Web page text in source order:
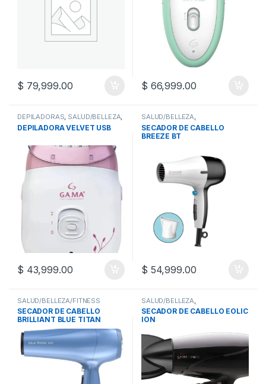
$ 79,999.00 $ 66,999.00
DEPILADORAS, SALUD/BELLEZA,
SALUD/BELLEZA/FITNESS
DEPILADORA VELVET USB
$ 43,999.00
SALUD/BELLEZA,
SALUD/BELLEZA/FITNESS
SECADORES DE CABELLOS
SECADOR DE CABELLO
BREEZE BT
$ 54,999.00
SALUD/BELLEZA/FITNESS
SECADOR DE CABELLO
BRILLIANT BLUE TITAN
SALUD/BELLEZA
SALUD/BELLEZA/FITNESS
SECADORES DE CABELLOS
SECADOR DE CABELLO EOLIC
ION